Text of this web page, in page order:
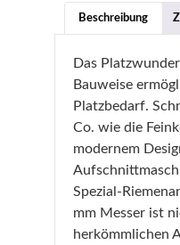
Beschreibung
Das
Bauweise
Platzbedarf.
Co. wie die
modernem
Spezial-
mm Messer ist
herkömmlichen